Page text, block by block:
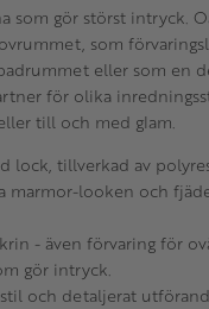
som gör störst intryck.
som
eller som en
för olika
till och med glam.
lock, tillverkad av
marmor-looken och
- även förvaring för
gör intryck.
och detaljerat